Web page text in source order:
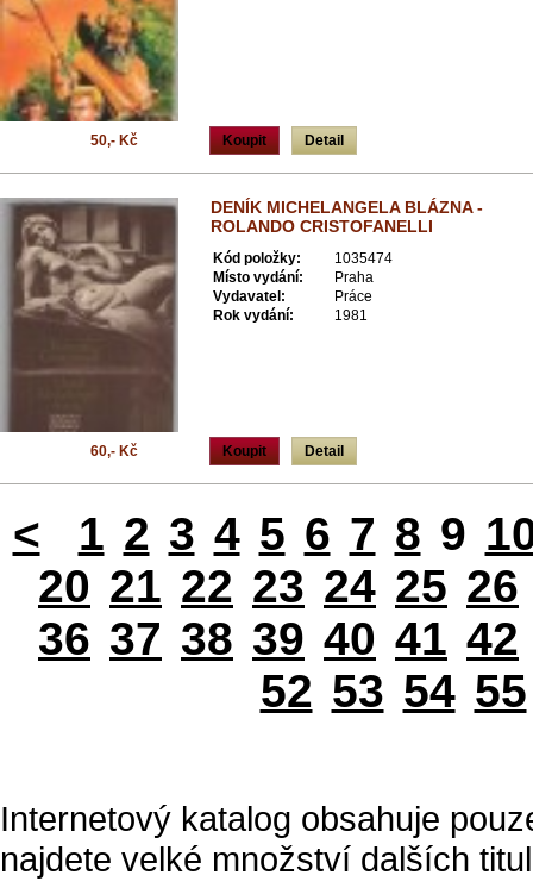
Koupit Detail
50,- Kč
DENÍK MICHELANGELA BLÁZNA -
ROLANDO CRISTOFANELLI
Kód položky:
1035474
Místo vydání:
Praha
Vydavatel:
Práce
Rok vydání:
1981
Koupit Detail
60,- Kč
< 1 2 3 4 5 6 7 8 9
20 21 22 23 24 25 26
36 37 38 39 40 41 42
52 53 54 55
Internetový katalog obsahuje
najdete velké množství dalších